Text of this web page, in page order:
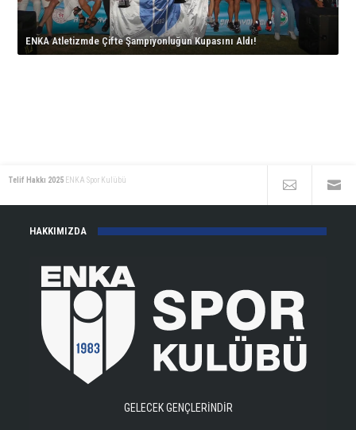
için
ENKA Atletizmde Çifte Şampiyonluğun Kupasını Aldı!
İkinciliği!
için
korta
çıkıyor!
Telif Hakkı 2025 ENKA Spor Kulübü
HAKKIMIZDA
GELECEK GENÇLERİNDİR